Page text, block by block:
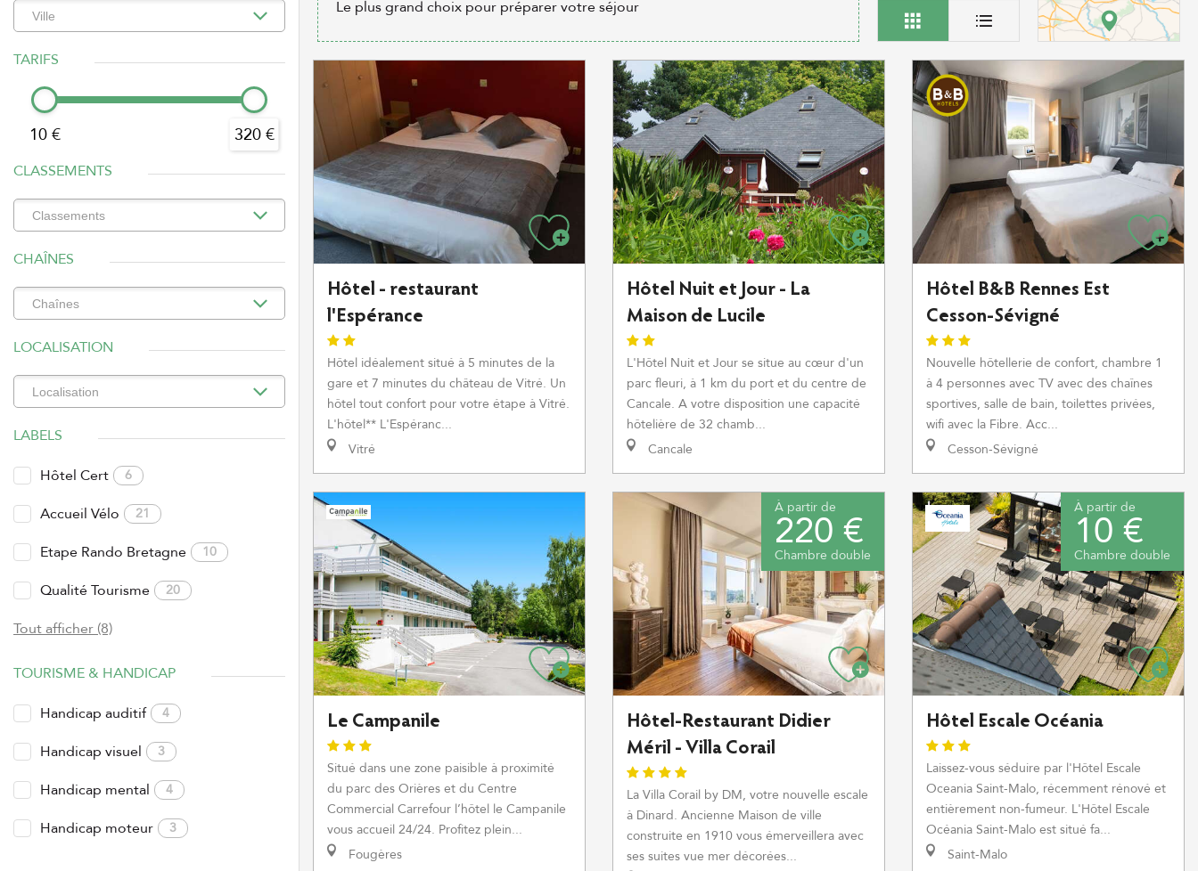
TARIFS
10 € 320 €
CLASSEMENTS
CHAÎNES
LOCALISATION
LABELS
Hôtel Cert 6
Accueil Vélo 21
Etape Rando Bretagne 10
Qualité Tourisme 20
Tout afficher (8)
TOURISME & HANDICAP
Handicap auditif 4
Handicap visuel 3
Handicap mental 4
Handicap moteur 3
Le plus grand choix pour préparer votre séjour
Hôtel - restaurant
l'Espérance
Hôtel idéalement situé à 5 minutes de la
gare et 7 minutes du château de Vitré. Un
hôtel tout confort pour votre étape à Vitré.
L'hôtel** L'Espéranc...
Vitré
Hôtel Nuit et Jour - La
Maison de Lucile
L'Hôtel Nuit et Jour se situe au cœur d'un
parc fleuri, à 1 km du port et du centre de
Cancale. A votre disposition une capacité
hôtelière de 32 chamb...
Cancale
Hôtel B&B Rennes Est
Cesson-Sévigné
Nouvelle hôtellerie de confort, chambre 1
à 4 personnes avec TV avec des chaînes
sportives, salle de bain, toilettes privées,
wifi avec la Fibre. Acc...
Cesson-Sévigné
Le Campanile
Situé dans une zone paisible à proximité
du parc des Orières et du Centre
Commercial Carrefour l’hôtel le Campanile
vous accueil 24/24. Profitez plein...
Fougères
À partir de
220 €
Chambre double
Hôtel-Restaurant Didier
Méril - Villa Corail
La Villa Corail by DM, votre nouvelle escale
à Dinard. Ancienne Maison de ville
construite en 1910 vous émerveillera avec
ses suites vue mer décorées...
À partir de
10 €
Chambre double
Hôtel Escale Océania
Laissez-vous séduire par l'Hôtel Escale
Oceania Saint-Malo, récemment rénové et
entièrement non-fumeur. L'Hôtel Escale
Océania Saint-Malo est situé fa...
Saint-Malo